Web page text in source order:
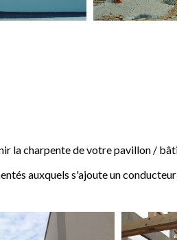
la charpente de votre pavillon /
auxquels s'ajoute un